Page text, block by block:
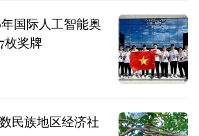
国际人工智能奥
枚奖牌
民族地区经济社